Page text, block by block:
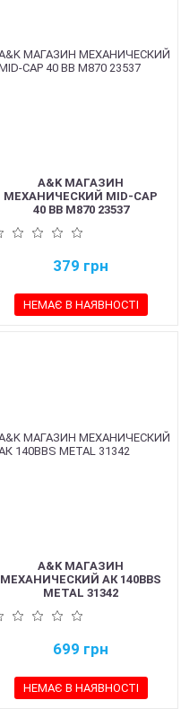
A&K МАГАЗИН
МЕХАНИЧЕСКИЙ MID-CAP
40 BB M870 23537
379 грн
НЕМАЄ В НАЯВНОСТІ
A&K МАГАЗИН
МЕХАНИЧЕСКИЙ АК 140BBS
METAL 31342
699 грн
НЕМАЄ В НАЯВНОСТІ